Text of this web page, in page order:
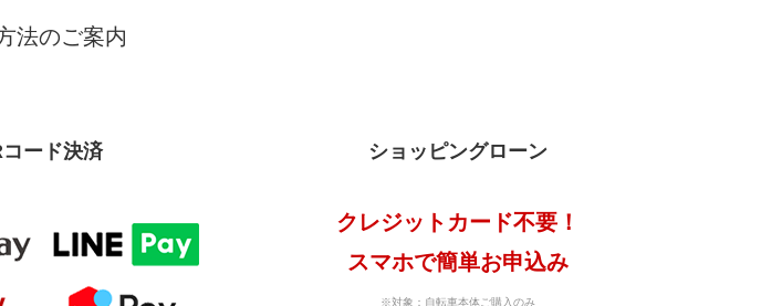
法のご案内
ード決済 ショッピングローン
クレジットカード不要！
スマホで簡単お申込み
※対象：自転車本体ご購入のみ